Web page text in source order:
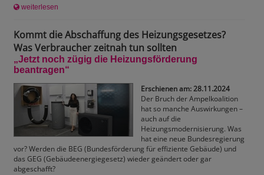
weiterlesen
Kommt die Abschaffung des Heizungsgesetzes?
Was Verbraucher zeitnah tun sollten
„Jetzt noch zügig die Heizungsförderung
beantragen“
Erschienen am: 28.11.2024
Der Bruch der Ampelkoalition
hat so manche Auswirkungen –
auch auf die
Heizungsmodernisierung. Was
hat eine neue Bundesregierung
vor? Werden die BEG (Bundesförderung für effiziente Gebäude) und
das GEG (Gebäudeenergiegesetz) wieder geändert oder gar
abgeschafft?